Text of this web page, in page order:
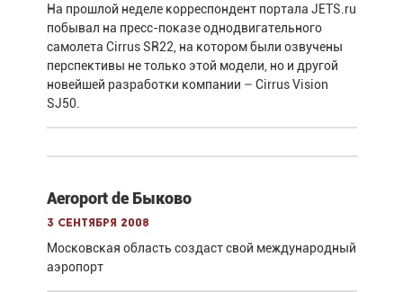
На прошлой неделе корреспондент портала JETS.ru
побывал на пресс-показе однодвигательного
самолета Cirrus SR22, на котором были озвучены
перспективы не только этой модели, но и другой
новейшей разработки компании – Cirrus Vision
SJ50.
Aeroport de Быково
3 сентября 2008
Московская область создаст свой международный
аэропорт